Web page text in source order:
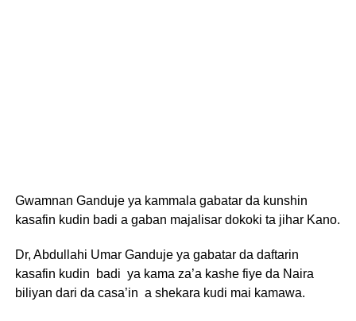
Gwamnan Ganduje ya kammala gabatar da kunshin
kasafin kudin badi a gaban majalisar dokoki ta jihar Kano.
Dr, Abdullahi Umar Ganduje ya gabatar da daftarin
kasafin kudin badi ya kama za’a kashe fiye da Naira
biliyan dari da casa’in a shekara kudi mai kamawa.